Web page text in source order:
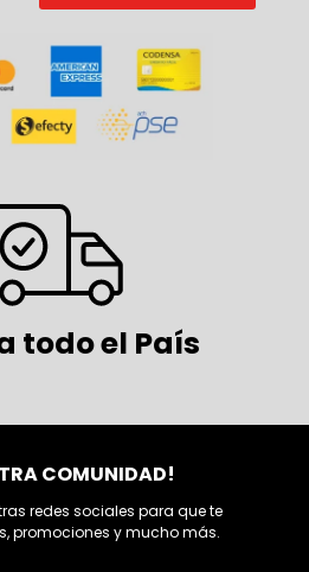
todo el País
COMUNIDAD!
redes sociales para que te
promociones y mucho más.